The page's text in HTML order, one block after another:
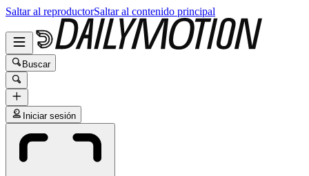
Saltar al reproductorSaltar al contenido principal
Buscar
Iniciar sesión